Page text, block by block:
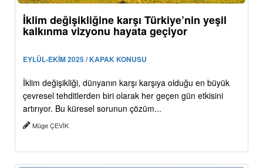
İklim değişikliğine karşı Türkiye’nin yeşil
kalkınma vizyonu hayata geçiyor
EYLÜL-EKİM 2025 / KAPAK KONUSU
İklim değişikliği, dünyanın karşı karşıya olduğu en büyük
çevresel tehditlerden biri olarak her geçen gün etkisini
artırıyor. Bu küresel sorunun çözüm...
Müge ÇEVİK